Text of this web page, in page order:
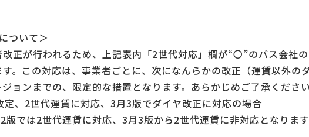
ついて＞
正が行われるため、上記表内「2世代対応」欄が“〇”のバス会社
。この対応は、事業者ごとに、次になんらかの改正（運賃以外の
ョンまでの、限定的な措置となります。あらかじめご了承ください
、2世代運賃に対応、3月3版でダイヤ改正に対応の場合
は2世代運賃に対応、3月3版から2世代運賃に非対応となります